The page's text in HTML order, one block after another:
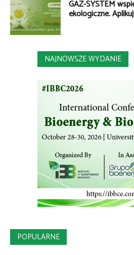
GAZ-SYSTEM
ekologiczne.
NAJNOWSZE WYDANIE
POPULARNE